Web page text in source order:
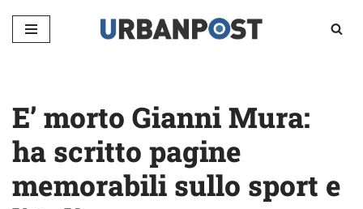
Vai
E’ morto Gianni Mura:
ha scritto pagine
memorabili sullo sport e